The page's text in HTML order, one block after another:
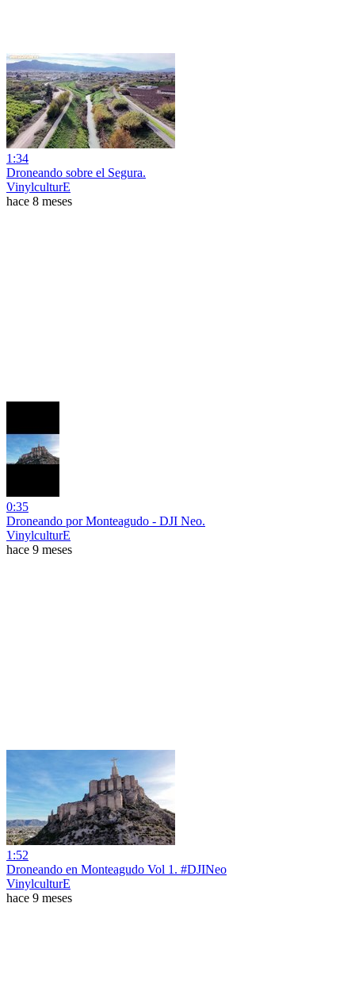
1:34
Droneando sobre el Segura.
VinylculturE
hace 8 meses
0:35
Droneando por Monteagudo - DJI Neo.
VinylculturE
hace 9 meses
1:52
Droneando en Monteagudo Vol 1. #DJINeo
VinylculturE
hace 9 meses